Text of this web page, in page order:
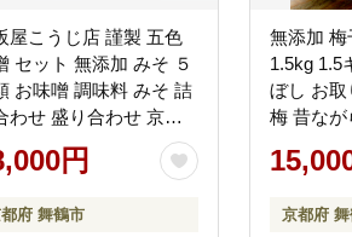
屋こうじ店 謹製 五色
セット 無添加 みそ ５
お味噌 調味料 みそ 詰
わせ 盛り合わせ 京合
味噌 麦田舎味噌 赤五
噌 白甘味噌 八丁合わ
赤味噌 出汁味噌 色々 食
円
府 舞鶴市
無添加 梅
1.5kg 1.5
ぼし お取
梅 昔なが
京都府